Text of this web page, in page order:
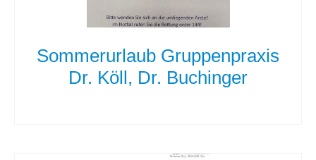
Sommerurlaub Gruppenpraxis
Dr. Köll, Dr. Buchinger